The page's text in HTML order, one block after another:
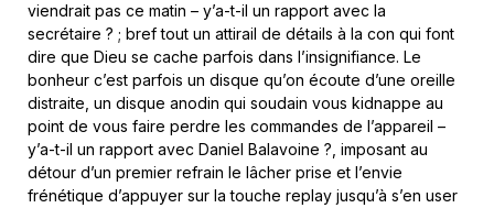
viendrait pas ce matin – y’a-t-il un rapport avec la
secrétaire ? ; bref tout un attirail de détails à la con qui font
dire que Dieu se cache parfois dans l’insignifiance. Le
bonheur c’est parfois un disque qu’on écoute d’une oreille
distraite, un disque anodin qui soudain vous kidnappe au
point de vous faire perdre les commandes de l’appareil –
y’a-t-il un rapport avec Daniel Balavoine ?, imposant au
détour d’un premier refrain le lâcher prise et l’envie
frénétique d’appuyer sur la touche replay jusqu’à s’en user